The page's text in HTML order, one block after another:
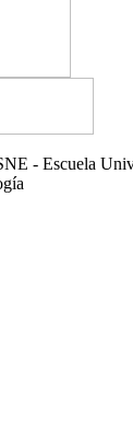
- Escuela